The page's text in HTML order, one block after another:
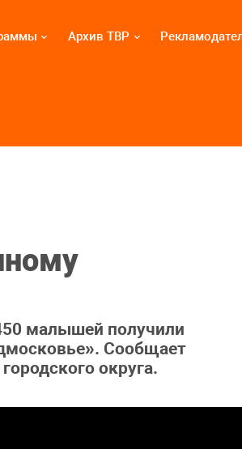
Архив ТВР
малышей получили
Сообщает
округа.